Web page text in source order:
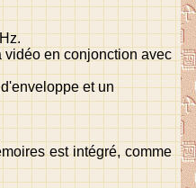
vidéo en conjonction avec
et un
est intégré, comme